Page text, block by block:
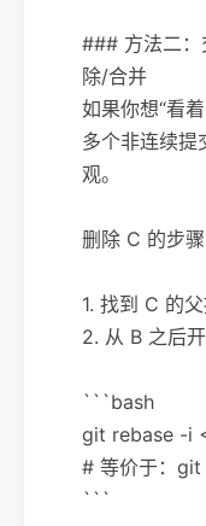
### 方法二：
除/合并
如果你想“看
多个非连续提
观。
删除 C 的步骤
1. 找到 C 的父
2. 从 B 之后
```bash
git rebase -i
# 等价于：
```